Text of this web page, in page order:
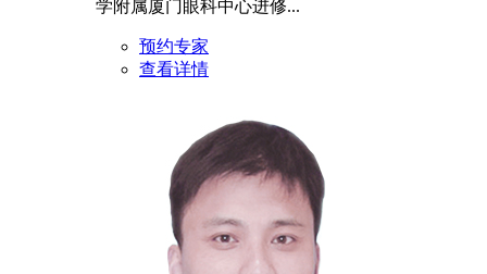
学附属厦门眼科中心进修...
预约专家
查看详情